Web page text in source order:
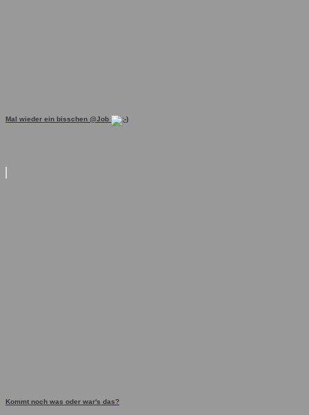
Mal wieder ein bisschen @Job
Kommt noch was oder war's das?